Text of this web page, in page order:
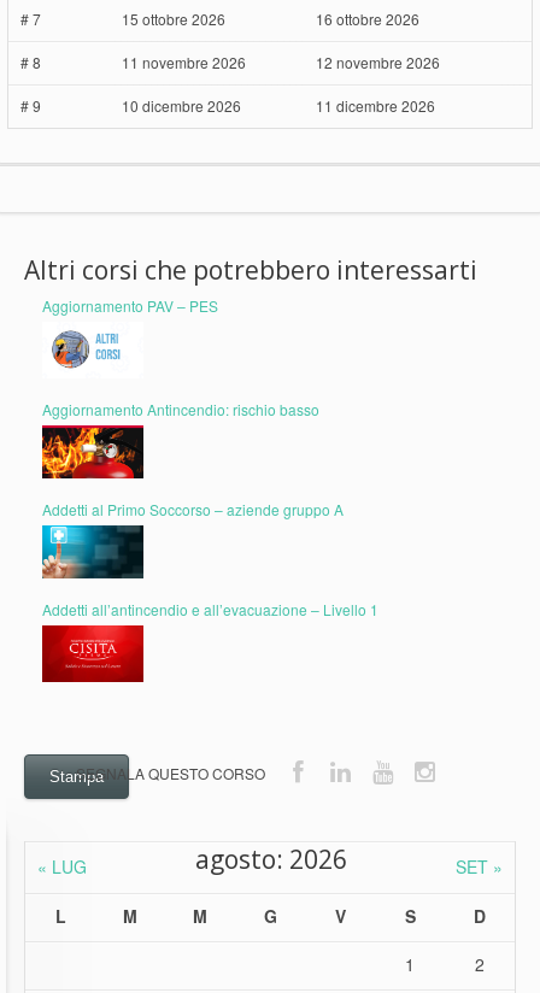
# 7 15 ottobre 2026 16 ottobre 2026
# 8 11 novembre 2026 12 novembre 2026
# 9 10 dicembre 2026 11 dicembre 2026
Altri corsi che potrebbero interessarti
Aggiornamento PAV – PES
Aggiornamento Antincendio: rischio basso
Addetti al Primo Soccorso – aziende gruppo A
Addetti all’antincendio e all’evacuazione – Livello 1
Stampa
« LUG SET »
agosto: 2026
L M M G V S
D
1
2